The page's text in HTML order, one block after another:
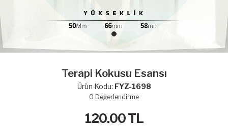
Terapi Kokusu Esansı
Ürün Kodu: FYZ-1698
0 Değerlendirme
120.00TL